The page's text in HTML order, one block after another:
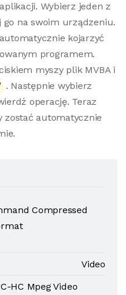
Wybierz jeden z
na swoim urządzeniu.
kojarzyć
programem.
myszy plik MVBA i
. Następnie wybierz
operację. Teraz
zostać automatycznie
Compressed
Video
HC Mpeg Video